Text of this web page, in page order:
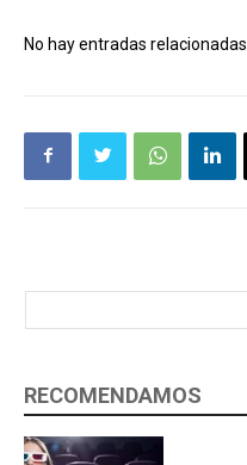
No hay entradas relacionadas
RECOMENDAMOS